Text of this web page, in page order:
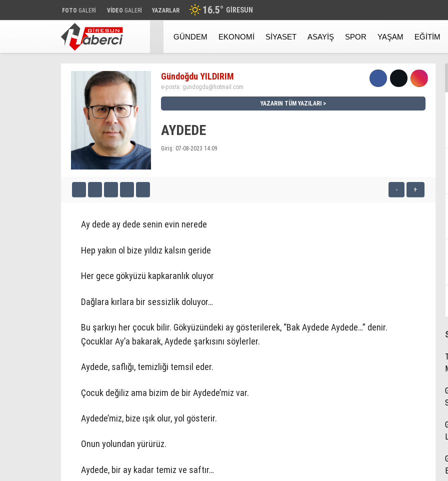
FOTO GALERİ VİDEO GALERİ YAZARLAR 16.5° GIRESUN
GÜNDEM EKONOMI SIYASET ASAYIŞ SPOR YAŞAM EĞITIM
Gündoğdu YILDIRIM
e-posta: gundogdu@hotmail.com
YAZARIN TÜM YAZILARI
AYDEDE
Giriş: 07-08-2023 14:09
- +
Ay dede ay dede senin evin nerede
Hep yakın ol bize yıldız kalsın geride
Her gece gökyüzü kapkaranlık oluyor
Dağlara kırlara bir sessizlik doluyor…
Bu şarkıyı her çocuk bilir. Gökyüzündeki ay gösterilerek, “Bak Aydede Aydede…” denir.
Çocuklar Ay’a bakarak, Aydede şarkısını söylerler.
Aydede, saflığı, temizliği temsil eder.
Çocuk değiliz ama bizim de bir Aydede’miz var.
Aydede’miz, bize ışık olur, yol gösterir.
Onun yolundan yürürüz.
Aydede, bir ay kadar temiz ve saftır…